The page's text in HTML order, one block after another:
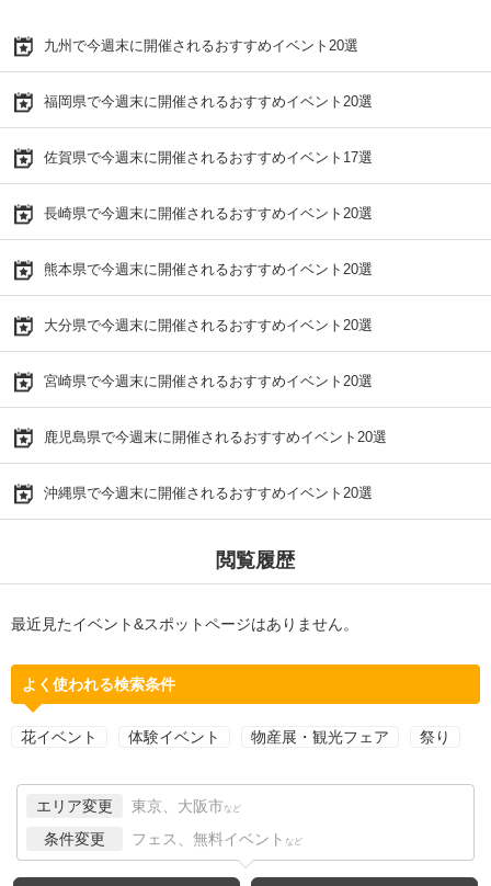
九州で今週末に開催されるおすすめイベント20選
福岡県で今週末に開催されるおすすめイベント20選
佐賀県で今週末に開催されるおすすめイベント17選
長崎県で今週末に開催されるおすすめイベント20選
熊本県で今週末に開催されるおすすめイベント20選
大分県で今週末に開催されるおすすめイベント20選
宮崎県で今週末に開催されるおすすめイベント20選
鹿児島県で今週末に開催されるおすすめイベント20選
沖縄県で今週末に開催されるおすすめイベント20選
閲覧履歴
最近見たイベント&スポットページはありません。
よく使われる検索条件
花イベント 体験イベント 物産展・観光フェア 祭り
エリア変更 東京、大阪市 など
条件変更 フェス、無料イベント など